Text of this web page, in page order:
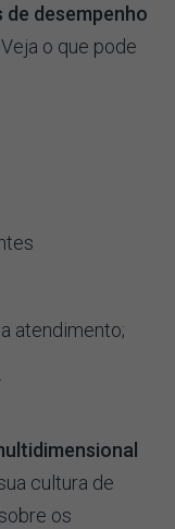
desempenho
Veja o que pode
atendimento;
cultura de
os